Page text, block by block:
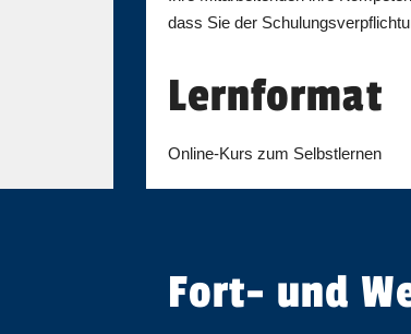
dass Sie der
Lernformat
Online-Kurs zum Selbstlernen
Fort- und